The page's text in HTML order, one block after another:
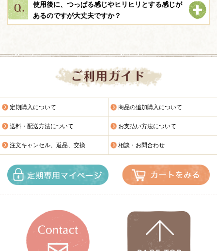
使用後に、つっぱる感じやヒリヒリとする感じが
あるのですが大丈夫ですか？
定期購入について 商品の追加購入について
送料・配送方法について お支払い方法について
注文キャンセル、返品、交換 相談・お問合わせ